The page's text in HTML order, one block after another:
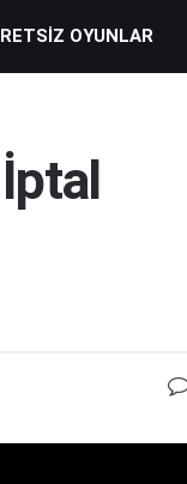
OYUNLAR